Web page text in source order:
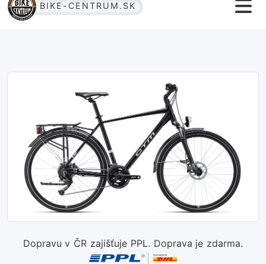
BIKE-CENTRUM.SK
Dopravu v ČR zajišťuje PPL. Doprava je zdarma.